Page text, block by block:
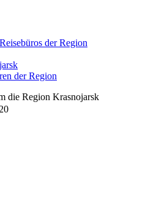
der Region
der Region
die Region Krasnojarsk